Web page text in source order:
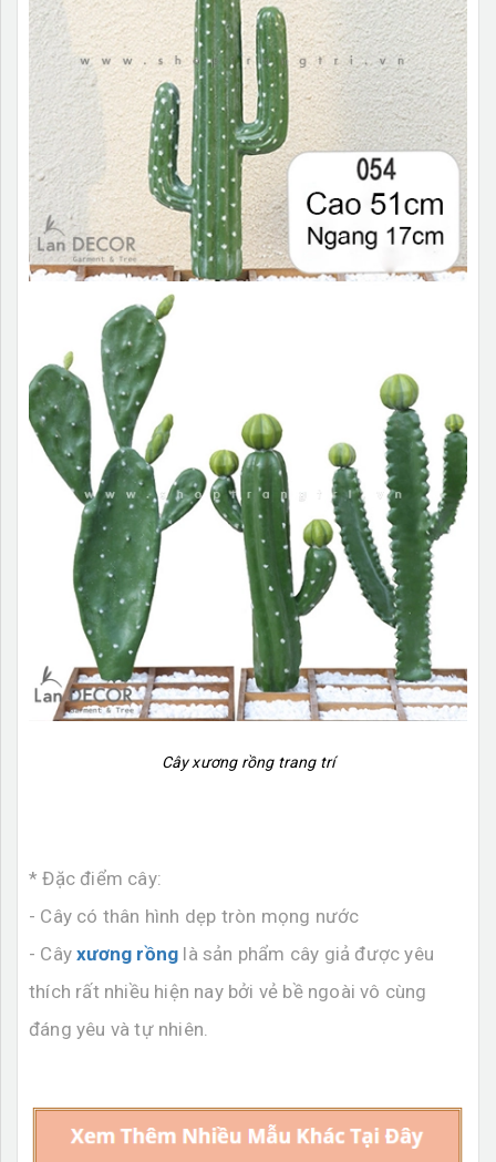
Cây xương rồng trang trí
* Đặc điểm cây:
- Cây có thân hình dẹp tròn mọng nước
- Câyxương rồng là sản phẩm cây giả được yêu
thích rất nhiều hiện nay bởi vẻ bề ngoài vô cùng
đáng yêu và tự nhiên.